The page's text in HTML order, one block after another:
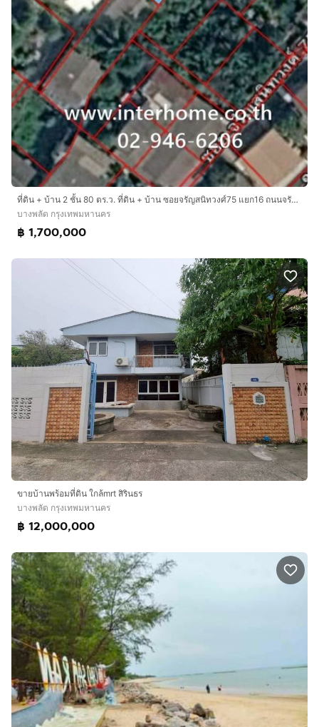
ที่ดิน + บ้าน 2 ชั้น 80 ตร.ว. ที่ดิน + บ้าน ซอยจรัญสนิทวงศ์75 แยก16 ถนนจรัญสนิทวงศ์ เขตบางพลัด กรุงเทพมหานคร
บางพลัด กรุงเทพมหานคร
฿ 1,700,000
ขายบ้านพร้อมที่ดิน ใกล้mrt สิรินธร
บางพลัด กรุงเทพมหานคร
฿ 12,000,000